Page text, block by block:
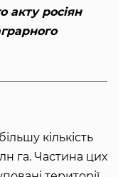
акту росіян
кількість
га. Частина цих